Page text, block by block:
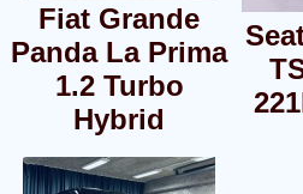
Fiat Grande
Panda La Prima
1.2 Turbo
Hybrid